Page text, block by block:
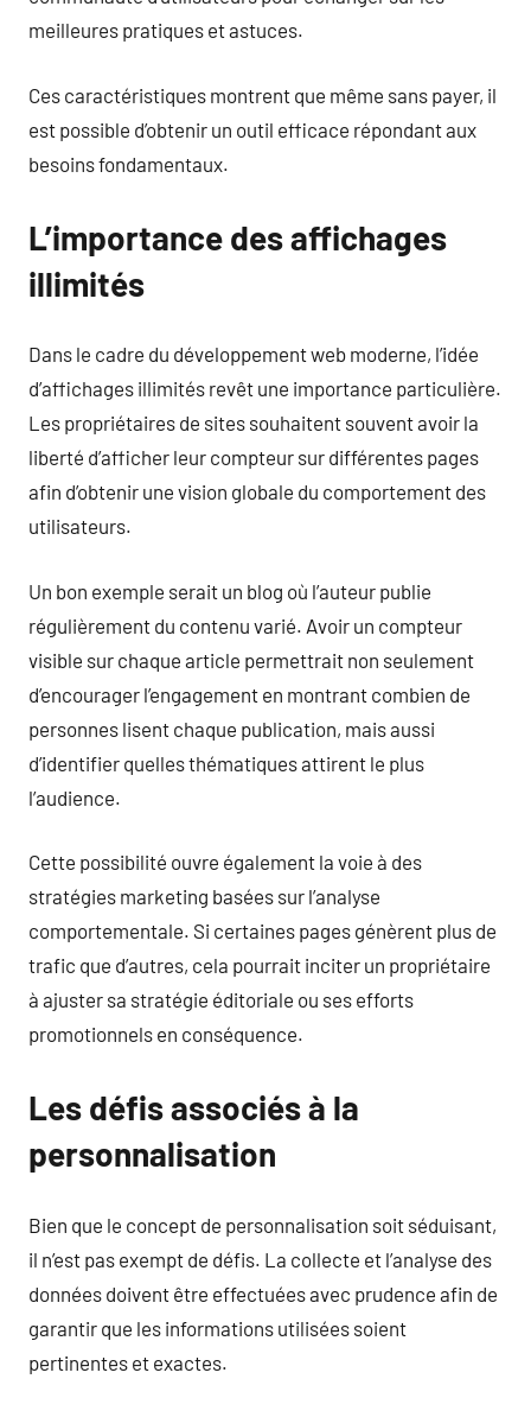
meilleures pratiques et astuces.
Ces caractéristiques montrent que même sans payer, il
est possible d’obtenir un outil efficace répondant aux
besoins fondamentaux.
L’importance des affichages
illimités
Dans le cadre du développement web moderne, l’idée
d’affichages illimités revêt une importance particulière.
Les propriétaires de sites souhaitent souvent avoir la
liberté d’afficher leur compteur sur différentes pages
afin d’obtenir une vision globale du comportement des
utilisateurs.
Un bon exemple serait un blog où l’auteur publie
régulièrement du contenu varié. Avoir un compteur
visible sur chaque article permettrait non seulement
d’encourager l’engagement en montrant combien de
personnes lisent chaque publication, mais aussi
d’identifier quelles thématiques attirent le plus
l’audience.
Cette possibilité ouvre également la voie à des
stratégies marketing basées sur l’analyse
comportementale. Si certaines pages génèrent plus de
trafic que d’autres, cela pourrait inciter un propriétaire
à ajuster sa stratégie éditoriale ou ses efforts
promotionnels en conséquence.
Les défis associés à la
personnalisation
Bien que le concept de personnalisation soit séduisant,
il n’est pas exempt de défis. La collecte et l’analyse des
données doivent être effectuées avec prudence afin de
garantir que les informations utilisées soient
pertinentes et exactes.